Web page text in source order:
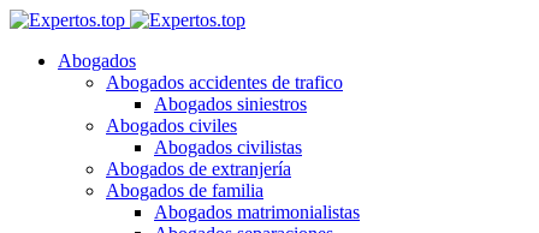
Abogados
Abogados accidentes de trafico
Abogados siniestros
Abogados civiles
Abogados civilistas
Abogados de extranjería
Abogados de familia
Abogados matrimonialistas